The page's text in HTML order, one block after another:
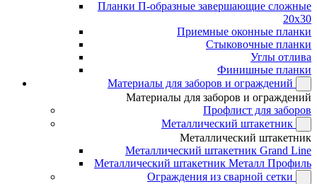
Планки П-образные завершающие сложные
20x30
Приемные оконные планки
Стыковочные планки
Углы отлива
Финишные планки
Материалы для заборов и ограждений
Материалы для заборов и ограждений
Профлист для заборов
Металлический штакетник
Металлический штакетник
Металлический штакетник Grand Line
Металлический штакетник Металл Профиль
Ограждения из сварной сетки